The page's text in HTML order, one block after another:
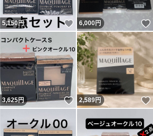
いいね！
5,150円 いいね！
6,000円
いいね！
3,625円 いいね！
2,589円